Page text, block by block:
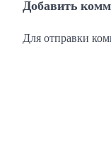
Добавить
Для отправки